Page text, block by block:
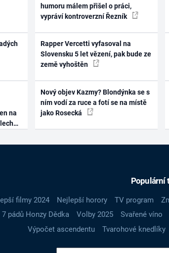
na
humoru málem přišel o práci,
vypráví kontroverzní Řezník
Rapper Vercetti vyfasoval na
Slovensku 5 let vězení, pak bude ze
země vyhoštěn
Nový objev Kazmy? Blondýnka se s
ním vodí za ruce a fotí se na místě
jako Rosecká
Populární
filmy 2024 Nejlepší horory TV program
7 pádů Honzy Dědka Volby 2025 Svařené víno
Výpočet ascendentu
Tvarohové knedlíky